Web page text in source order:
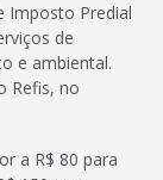
Imposto Predial
de
e ambiental.
Refis, no
a R$ 80 para